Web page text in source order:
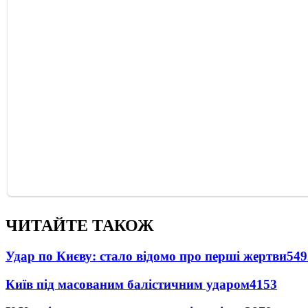
ЧИТАЙТЕ ТАКОЖ
Удар по Києву: стало відомо про перші жертви
Київ під масованим балістичним ударом4153